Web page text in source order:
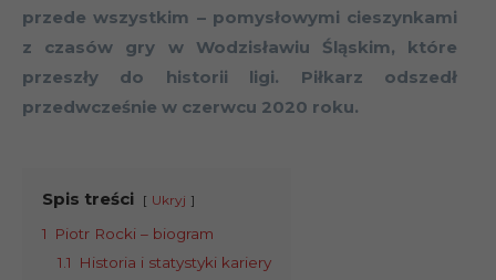
przede wszystkim – pomysłowymi cieszynkami
z czasów gry w Wodzisławiu Śląskim, które
przeszły do historii ligi. Piłkarz odszedł
przedwcześnie w czerwcu 2020 roku.
Spis treści Ukryj
1
Piotr Rocki – biogram
1.1
Historia i statystyki kariery